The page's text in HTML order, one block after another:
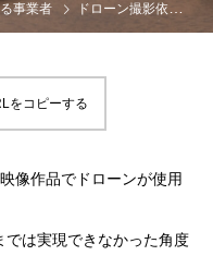
事業者 ドローン撮影依頼の費用相場や流れ、目的別発注先選びのポイント
をコピーする
像作品でドローンが使用
では実現できなかった角度